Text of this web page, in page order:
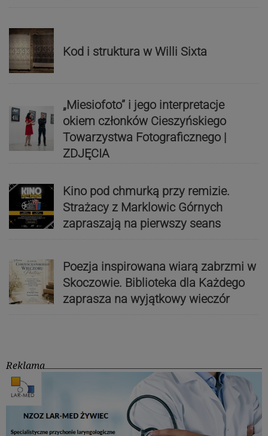
Kod i struktura w Willi Sixta
„Miesiofoto” i jego interpretacje
okiem członków Cieszyńskiego
Towarzystwa Fotograficznego |
ZDJĘCIA
Kino pod chmurką przy remizie.
Strażacy z Marklowic Górnych
zapraszają na pierwszy seans
Poezja inspirowana wiarą zabrzmi w
Skoczowie. Biblioteka dla Każdego
zaprasza na wyjątkowy wieczór
Reklama